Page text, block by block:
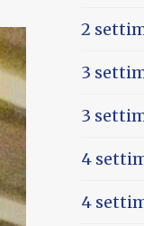
2
3
3
4
4